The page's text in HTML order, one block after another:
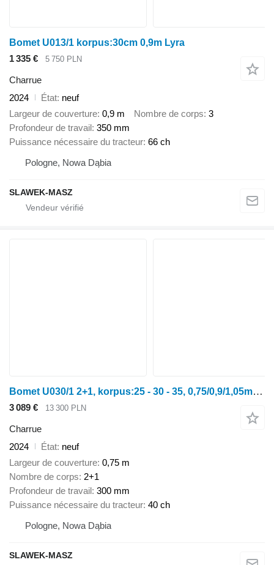
Bomet U013/1 korpus:30cm 0,9m Lyra
1 335 €
5 750 PLN
Charrue
2024
État neuf
Largeur de couverture 0,9 m Nombre de corps 3
Profondeur de travail 350 mm
Puissance nécessaire du tracteur 66 ch
Pologne, Nowa Dąbia
SLAWEK-MASZ
Bomet U030/1 2+1, korpus:25 - 30 - 35, 0,75/0,9/1,05m jednobelkowy Lib
3 089 € 13 300 PLN
Charrue
2024
État neuf
Largeur de couverture 0,75 m
Nombre de corps 2+1
Profondeur de travail 300 mm
Puissance nécessaire du tracteur 40 ch
Pologne, Nowa Dąbia
SLAWEK-MASZ